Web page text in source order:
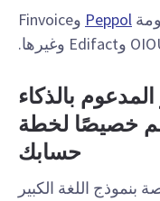
Peppol
وFinvoice
بالذكاء
خصيصًا لخطة
حسابك
بنموذج اللغة الكبير